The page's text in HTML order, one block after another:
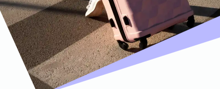
Wohnungsschutzbrief
Zur
Produktübersicht
Gewässerschadenhaftpflicht
Zur
Produktübersicht
Zur
Produktübersicht
Reisehaftpflichtversicherung
Reiserücktrittsversicherung
Zur
Zur
Produktübersicht
Zur
Produktübersicht
Zur
Produktübersicht
Montageversicherung
Zur
Produktübersicht
Gruppenunfall für
Betriebe
Gruppenunfall für
Vereine
Kunstversicherung
Ausstellungsversicherung
Valorenversicherung